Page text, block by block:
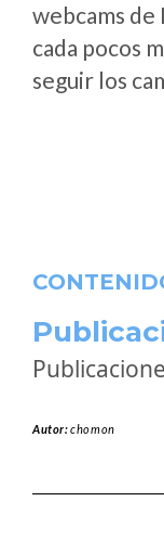
webcams de
cada pocos
seguir los
Autor:chomon